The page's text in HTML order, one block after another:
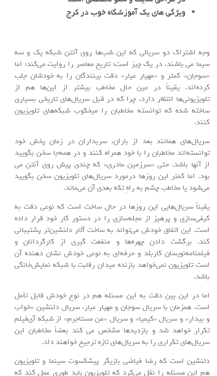
ویژگی های یک آموزشگاه خوب در کرج
وجه اشتراک دو سریالی که این شب‌ها روی آنتن شبکه یک و سه
سیما می باشند، در یک چیز است؛ تاریخ معاصر را روایت می‌کند؛ اما
«سوجان» کمتر و «مهیار عیار» دقت بینندگان را به خودشان جلب
کرده‌اند. یقیناً در عین حال مخاطب بیشتر از این‌ها هم از
تلویزیونی‌ها انتظار دارد، چرا که در قبل سریال‌های تاریخی بسیاری
ساخته شده که توانسته مخاطبان را میخکوب شبکه‌های تلویزیون
کنند.
سریال‌های همانند بعد از باران، سربداران در زمان پخش خود
توانسته‌اند مخاطبان را با خود همراه کنند و در همه‌جا سخن بگویید
از آنها باشد. حتی «سرزمین مادری» که چندی پیش روی آنتن می
بود. اما کمتر این روزها درمورد سریال‌های تلویزیون سخن بگویید
می‌شود یا مخاطب چشم به راهِ تکه بعدی آن می‌ماند.
یقیناً سریال‌هایی این روزها در حال ساخت است که نوعی دقت به
کیفی‌سازی و پرهیز از عجله‌سازی را در دستور کار خود قرار داده
است. این اتفاق خودش می‌تواند به ساخت آثار دلنشین‌تر پشتیبانی
کند. برگشت دادن چهره‌ها و منفعت گیری از کارگردانان و
فیلمنامه‌نویسان کاربلد و حرفه‌ای به نوعی خودش نشان دهنده آن
است تلویزیون نمی‌خواهد بازنده میدان رقابت با شبکه نمایش‌خانگی
باشد.
اما در این بین دقت به این مسئله هم در نوع خودش قابل تأمل
است. همزمان با سریال سوجان و مهیار عیار، سریال دلنشین «خواب
و بیدار» و سریال «کیمیا» و سریال «من مستاجرم» از شبکه آی‌فیلم
تکرار خواهد شد و بازدید‌ها مشخص می کند بعضاً مخاطبان این
سریال‌های تکراری را به سریال‌های تازه ترجیح خواهند داد.
دلنشین است که رضا فیاضی بازیگر پیشکسوت سینما و تلویزیون
هم این مسئله را نقل می‌کرد که تلویزیون باید طوری عمل کند که